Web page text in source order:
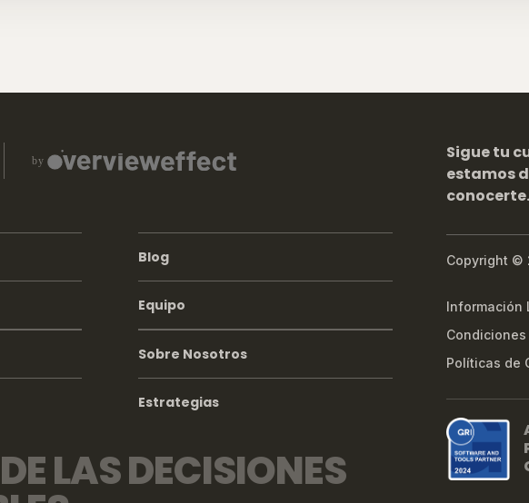
Blog
Equipo
Sobre Nosotros
Estrategias
LAS DECISIONES
Sigue tu
estamos
conocerte.
Copyright ©
Información
Políticas de